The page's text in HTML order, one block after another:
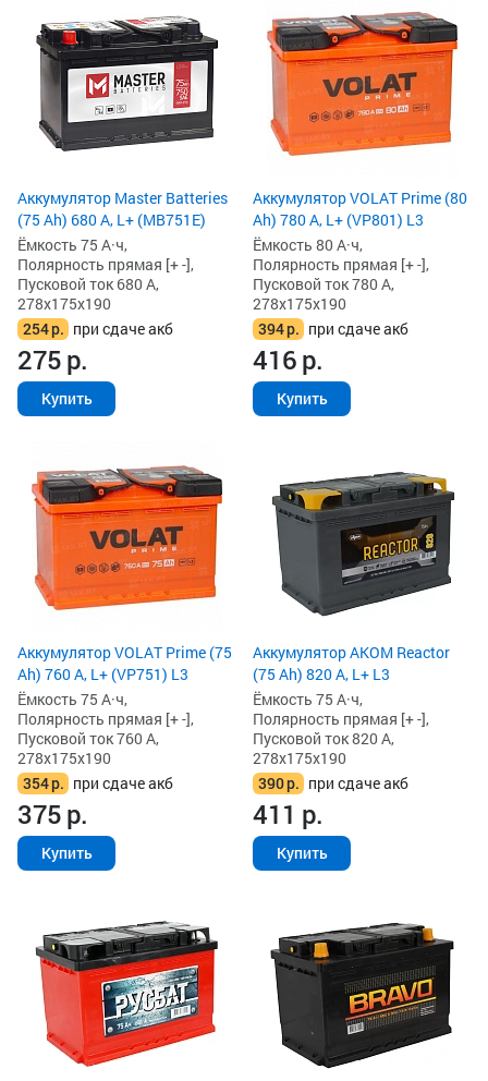
Аккумулятор Master Batteries
(75 Ah) 680 А, L+ (MB751E)
Ёмкость 75 А·ч,
Полярность прямая [+ -],
Пусковой ток 680 А,
278x175x190
254р. при сдаче акб
275р.
Купить
Аккумулятор VOLAT Prime (80
Ah) 780 А, L+ (VP801) L3
Ёмкость 80 А·ч,
Полярность прямая [+ -],
Пусковой ток 780 А,
278x175x190
394р. при сдаче акб
416р.
Купить
Аккумулятор VOLAT Prime (75
Ah) 760 А, L+ (VP751) L3
Ёмкость 75 А·ч,
Полярность прямая [+ -],
Пусковой ток 760 А,
278x175x190
354р. при сдаче акб
375р.
Купить
Аккумулятор AKOM Reactor
(75 Ah) 820 А, L+ L3
Ёмкость 75 А·ч,
Полярность прямая [+ -],
Пусковой ток 820 А,
278x175x190
390р. при сдаче акб
411 р.
Купить